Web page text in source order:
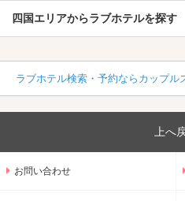
四国エリアからラブホテルを探す
ラブホテル検索・予約ならカップル
上へ
お問い合わせ